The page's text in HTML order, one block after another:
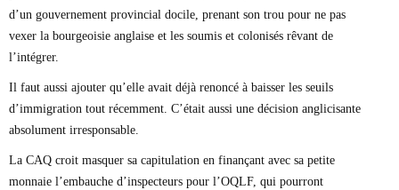
d’un gouvernement provincial docile, prenant son trou pour ne pas
vexer la bourgeoisie anglaise et les soumis et colonisés rêvant de
l’intégrer.
Il faut aussi ajouter qu’elle avait déjà renoncé à baisser les seuils
d’immigration tout récemment. C’était aussi une décision anglicisante
absolument irresponsable.
La CAQ croit masquer sa capitulation en finançant avec sa petite
monnaie l’embauche d’inspecteurs pour l’OQLF, qui pourront